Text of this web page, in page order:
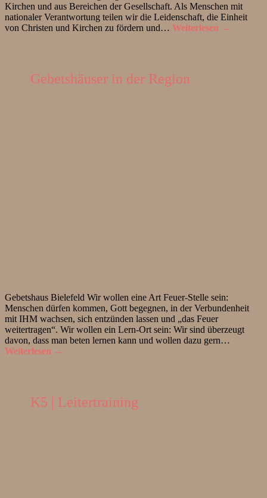
Kirchen und aus Bereichen der Gesellschaft. Als Menschen mit
nationaler Verantwortung teilen wir die Leidenschaft, die Einheit
von Christen und Kirchen zu fördern und… Weiterlesen →
Gebetshäuser in der Region
Gebetshaus Bielefeld Wir wollen eine Art Feuer-Stelle sein:
Menschen dürfen kommen, Gott begegnen, in der Verbundenheit
mit IHM wachsen, sich entzünden lassen und „das Feuer
weitertragen“. Wir wollen ein Lern-Ort sein: Wir sind überzeugt
davon, dass man beten lernen kann und wollen dazu gern…
Weiterlesen →
K5 | Leitertraining